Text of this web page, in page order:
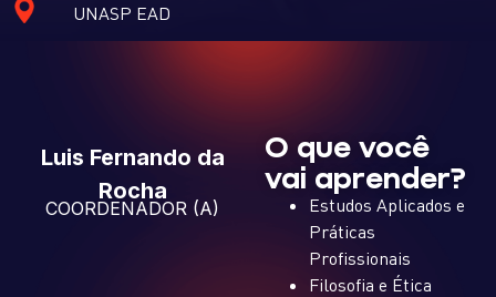
UNASP EAD
Luis Fernando da
Rocha
COORDENADOR (A)
O que você
vai aprender?
Estudos Aplicados e
Práticas
Profissionais
Filosofia e Ética